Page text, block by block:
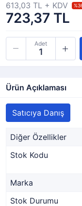
723,37 TL
613,03 TL + KDV
Adet
Ürün Açıklaması
Satıcıya Danış
Diğer Özellikler
Stok Kodu
Marka
Stok Durumu